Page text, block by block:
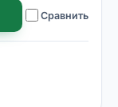
Сравнить